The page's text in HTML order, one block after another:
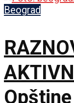
Beograd